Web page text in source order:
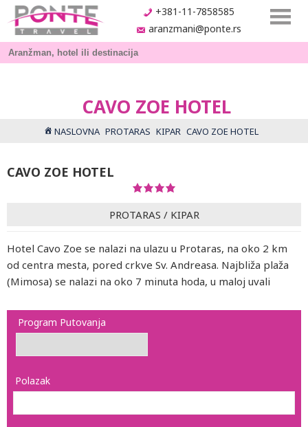
+381-11-7858585
aranzmani@ponte.rs
CAVO ZOE HOTEL
NASLOVNA PROTARAS KIPAR CAVO ZOE HOTEL
CAVO ZOE HOTEL
PROTARAS / KIPAR
Hotel Cavo Zoe se nalazi na ulazu u Protaras, na oko 2 km
od centra mesta, pored crkve Sv. Andreasa. Najbliža plaža
(Mimosa) se nalazi na oko 7 minuta hoda, u maloj uvali
Program Putovanja
Polazak